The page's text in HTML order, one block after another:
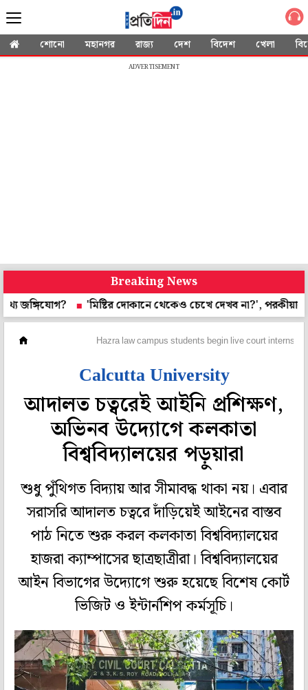
শোনো মহানগর রাজ্য দেশ বিদেশ খেলা
ADVERTISEMENT
Breaking News
'মিষ্টির দোকানে থেকেও চেখে দেখব না?', পরকীয়ার সমর্থনে
Hazra law campus students begin live court internship
Calcutta University
আদালত চত্বরেই আইনি প্রশিক্ষণ,
অভিনব উদ্যোগে কলকাতা
বিশ্ববিদ্যালয়ের পড়ুয়ারা
শুধু পুঁথিগত বিদ্যায় আর সীমাবদ্ধ থাকা নয়। এবার
সরাসরি আদালত চত্বরে দাঁড়িয়েই আইনের বাস্তব
পাঠ নিতে শুরু করল কলকাতা বিশ্ববিদ্যালয়ের
হাজরা ক্যাম্পাসের ছাত্রছাত্রীরা। বিশ্ববিদ্যালয়ের
আইন বিভাগের উদ্যোগে শুরু হয়েছে বিশেষ কোর্ট
ভিজিট ও ইন্টার্নশিপ কর্মসূচি।